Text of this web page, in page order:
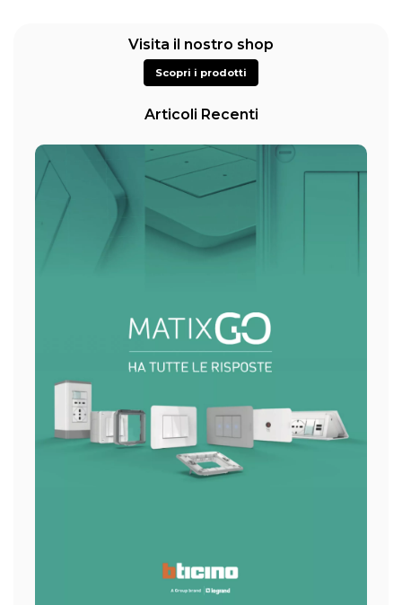
Visita il nostro shop
Scopri i prodotti
Articoli Recenti